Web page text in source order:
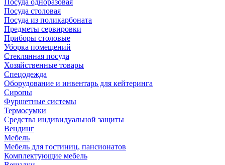
Посуда одноразовая
Посуда столовая
Посуда из поликарбоната
Предметы сервировки
Приборы столовые
Уборка помещений
Стеклянная посуда
Хозяйственные товары
Спецодежда
Оборудование и инвентарь для кейтеринга
Сиропы
Фуршетные системы
Термосумки
Средства индивидуальной защиты
Вендинг
Мебель
Мебель для гостиниц, пансионатов
Комплектующие мебель